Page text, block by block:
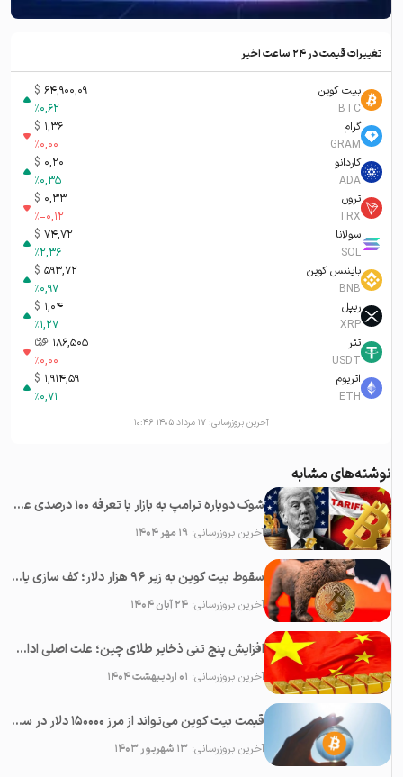
تغییرات قیمت در ۲۴ ساعت اخیر
بیت کوین
BTC
64,900,09
$
%0,62
گرام
GRAM
1,36
$
%0,00
کاردانو
ADA
0,20
$
%0,35
ترون
TRX
0,33
$
%-0,12
سولانا
SOL
74,72
$
%2,36
بایننس کوین
BNB
593,72
$
%0,97
ریپل
XRP
1,04
$
%1,27
تتر
USDT
186,505 تومان-ء
%0,00
اتریوم
ETH
1,914,59
$
%0,71
آخرین بروزرسانی:۱۷ مرداد ۱۴۰۵ ۱۰:۴۶
نوشته‌های مشابه
شوک دوباره ترامپ به بازار با تعرفه ۱۰۰ درصدی علیه چین؛‌ سقوط همه رمزارزها
آخرین بروزرسانی:۱۹ مهر ۱۴۰۴
سقوط بیت کوین به زیر ۹۶ هزار دلار؛ کف سازی یا پایان بولران؟
آخرین بروزرسانی:۲۴ آبان ۱۴۰۴
افزایش پنج تنی ذخایر طلای چین؛ علت اصلی ادامه رشد قیمت طلا
آخرین بروزرسانی: ۰۱ اردیبهشت ۱۴۰۴
قیمت بیت کوین می‌تواند از مرز ۱۵۰۰۰۰ دلار در سال ۲۰۲۳ عبور کند
آخرین بروزرسانی:۱۳ شهریور ۱۴۰۳